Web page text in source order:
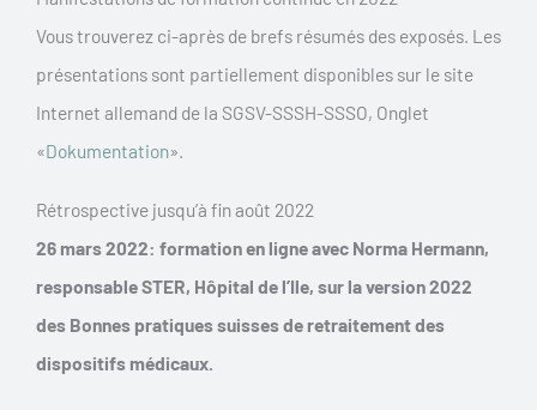
Vous trouverez ci-après de brefs résumés des exposés. Les
présentations sont partiellement disponibles sur le site
Internet allemand de la SGSV-SSSH-SSSO, Onglet
«Dokumentation».
Rétrospective jusqu’à fin août 2022
26 mars 2022: formation en ligne avec Norma Hermann,
responsable STER, Hôpital de l’Ile, sur la version 2022
des Bonnes pratiques suisses de retraitement des
dispositifs médicaux.